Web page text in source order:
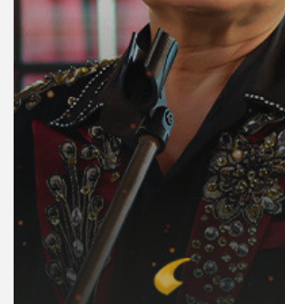
บทความ
ข่าว
และ
กิจกรรม
เรา